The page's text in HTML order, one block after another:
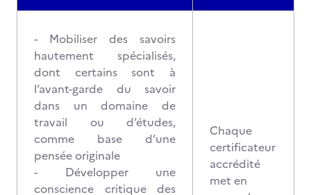
- Mobiliser des savoirs
hautement spécialisés,
dont certains sont à
l’avant-garde du savoir
dans un domaine de
travail ou d’études,
comme base d’une
pensée originale
- Développer une
conscience critique des
Chaque
certificateur
accrédité
met en